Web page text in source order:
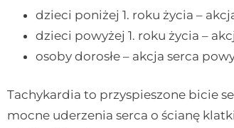
dzieci poniżej 1. roku życia –
dzieci powyżej 1. roku życia –
osoby dorosłe – akcja serca
Tachykardia to przyspieszone bicie
mocne uderzenia serca o ścianę